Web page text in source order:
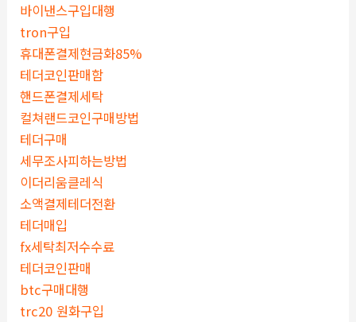
바이낸스구입대행
tron구입
휴대폰결제현금화85%
테더코인판매함
핸드폰결제세탁
컬쳐랜드코인구매방법
테더구매
세무조사피하는방법
이더리움클레식
소액결제테더전환
테더매입
fx세탁최저수수료
테더코인판매
btc구매대행
trc20 원화구입